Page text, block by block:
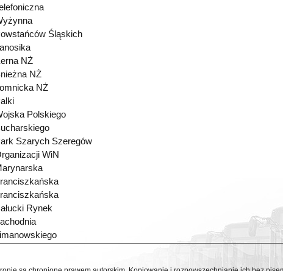
Śląskich
NŻ
NŻ
NŻ
Polskiego
Szarych Szeregów
WiN
Rynek